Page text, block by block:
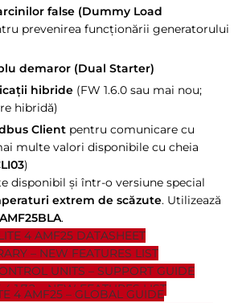
false (Dummy Load
prevenirea funcționării generatorului
demaror (Dual Starter)
hibride(FW 1.6.0 sau mai nou;
hibridă)
Clientpentru comunicare cu
multe valori disponibile cu cheia
)
disponibil și într-o versiune special
extrem de scăzute. Utilizează
.
4 AMF25 DATASHEET
– NEW FEATURES LIST
UNITS – SUPPORT GUIDE
4 1.7.2 – NEW FEATURES LIST
4 AMF25 – GLOBAL GUIDE